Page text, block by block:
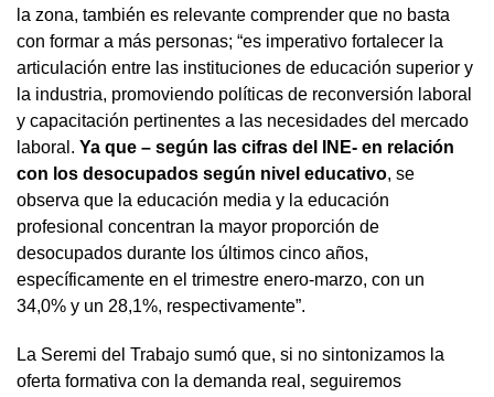
la zona, también es relevante comprender que no basta
con formar a más personas; “es imperativo fortalecer la
articulación entre las instituciones de educación superior y
la industria, promoviendo políticas de reconversión laboral
y capacitación pertinentes a las necesidades del mercado
laboral. Ya que – según las cifras del INE- en relación
con los desocupados según nivel educativo, se
observa que la educación media y la educación
profesional concentran la mayor proporción de
desocupados durante los últimos cinco años,
específicamente en el trimestre enero-marzo, con un
34,0% y un 28,1%, respectivamente”.
La Seremi del Trabajo sumó que, si no sintonizamos la
oferta formativa con la demanda real, seguiremos